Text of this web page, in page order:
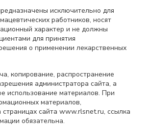
исключительно для
работников, носят
характер и не должны
для принятия
о применении лекарственных
копирование, распространение
администратора сайта, а
использование материалов. При
материалов,
сайта www.rlsnet.ru, ссылка
обязательна.